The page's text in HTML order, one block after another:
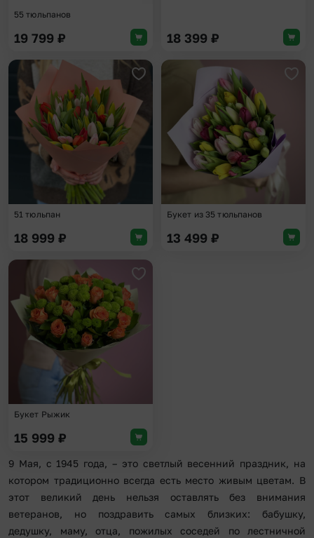
55 тюльпанов
19 799 ₽ 18 399 ₽
Добавить в избранное
51 тюльпан
18 999 ₽
Букет из 35 тюльпанов
13 499 ₽
Букет Рыжик
15 999 ₽
9 Мая, с 1945 года, – это светлый весенний праздник, на
котором традиционно всегда есть место живым цветам. В
этот великий день нельзя оставлять без внимания
ветеранов, но поздравить самых близких: бабушку,
дедушку, маму, отца, пожилых соседей по лестничной